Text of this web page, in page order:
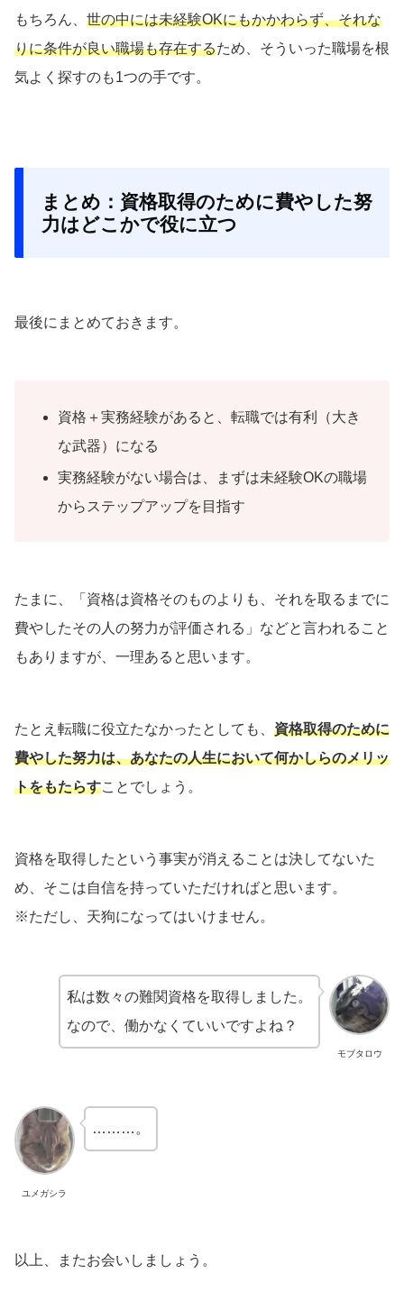
もちろん、 世の中には未経験OKにもかかわらず、それな
りに条件が良い職場も存在するため、そういった職場を根
気よく探すのも1つの手です。
まとめ：資格取得のために費やした努
力はどこかで役に立つ
最後にまとめておきます。
資格＋実務経験があると、転職では有利（大き
な武器）になる
実務経験がない場合は、まずは未経験OKの職場
からステップアップを目指す
たまに、「資格は資格そのものよりも、それを取るまでに
費やしたその人の努力が評価される」などと言われること
もありますが、一理あると思います。
たとえ転職に役立たなかったとしても、 資格取得のために
費やした努力は、あなたの人生において何かしらのメリッ
トをもたらすことでしょう。
資格を取得したという事実が消えることは決してないた
め、そこは自信を持っていただければと思います。
※ただし、天狗になってはいけません。
モブタロウ
私は数々の難関資格を取得しました。
なので、働かなくていいですよね？
ユメガシラ
………。
以上、またお会いしましょう。